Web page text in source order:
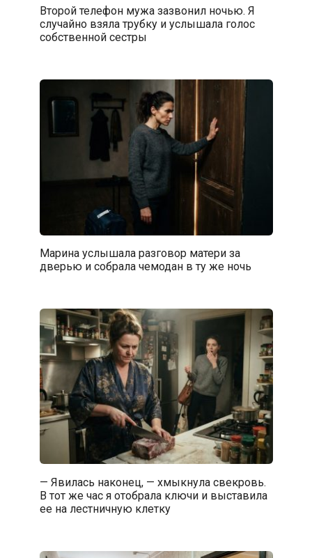
Второй телефон мужа зазвонил ночью. Я
случайно взяла трубку и услышала голос
собственной сестры
Марина услышала разговор матери за
дверью и собрала чемодан в ту же ночь
— Явилась наконец, — хмыкнула свекровь.
В тот же час я отобрала ключи и выставила
ее на лестничную клетку